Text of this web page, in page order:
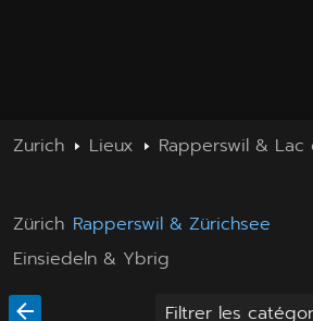
Zurich Lieux Rapperswil &
Zürich Rapperswil & Zürichsee
Einsiedeln & Ybrig
Filtrer les